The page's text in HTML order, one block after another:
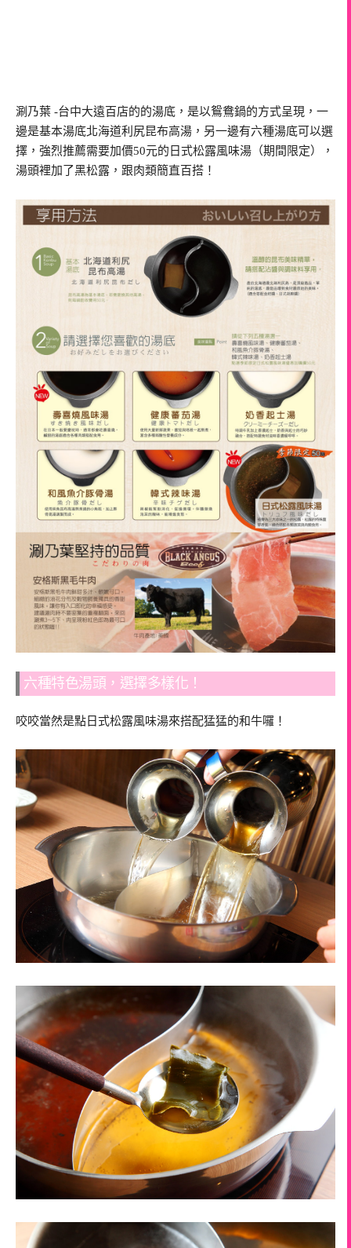
涮乃葉 -台中大遠百店的的湯底，是以鴛鴦鍋的方式呈現，一
邊是基本湯底北海道利尻昆布高湯，另一邊有六種湯底可以選
擇，強烈推薦需要加價50元的日式松露風味湯（期間限定），
湯頭裡加了黑松露，跟肉類簡直百搭！
六種特色湯頭，選擇多樣化！
咬咬當然是點日式松露風味湯來搭配猛猛的和牛囉！